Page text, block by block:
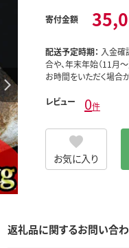
寄付金額
配送予定時期： 入金確
合や、年末年始（11月
お時間をいただく場合
レビュー 0件
お気に入り
返礼品に関するお問い合